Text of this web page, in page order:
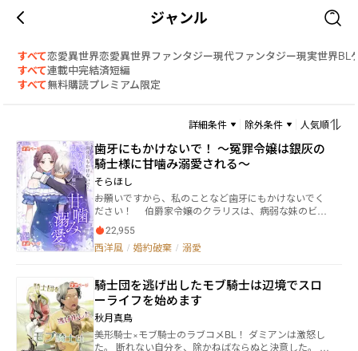
ジャンル
すべて恋愛異世界恋愛異世界ファンタジー現代ファンタジー現実世界BL
すべて連載中完結済短編
すべて無料購読プレミアム限定
詳細条件 除外条件 人気順
歯牙にもかけないで！ ～冤罪令嬢は銀灰の
騎士様に甘噛み溺愛される～
そらほし
――お願いですから、私のことなど歯牙にもかけないでく
ださい！ 伯爵家令嬢のクラリスは、病弱な妹のビア
ンカのため魔法薬を作っていたが、なぜか禁止薬物生
成と危険薬草栽培の冤罪をかけられた。それも婚約者
であるフランクからの密告で。 騎士団がクラリスを捕
聴取のため半獣人であるキース率いる騎士団第五中隊
と共に王都へと向かう。 途中、危険薬草の違法栽培を
していた本物の一味を見つけそのまま捕り物になり、
一味は逃げるため畑に火を放つ。 間一髪のところをキ
ースに助けられたのだが、突然酩酊したようになりク
22,955
西洋風 / 婚約破棄 / 溺愛
騎士団を逃げ出したモブ騎士は辺境でスロ
ーライフを始めます
秋月真鳥
美形騎士×モブ騎士のラブコメBL！ ダミアンは激怒し
た。 断れない自分を、除かねばならぬと決意した。 騎